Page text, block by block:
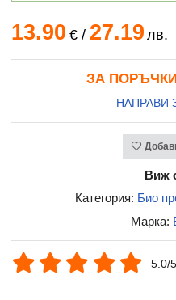
13.90 €/ 27.19 лв.
ЗА
НАПРАВИ
Виж
Категория: Био
Марка:
5.0/